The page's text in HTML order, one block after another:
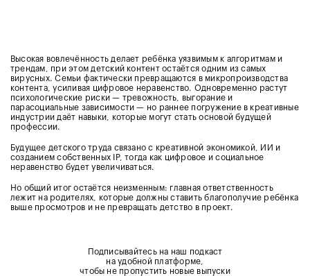
Высокая вовлечённость делает ребёнка уязвимым к алгоритмам и
трендам, при этом детский контент остаётся одним из самых
вирусных. Семьи фактически превращаются в микропроизводства
контента, усиливая цифровое неравенство. Одновременно растут
психологические риски — тревожность, выгорание и
парасоциальные зависимости — но раннее погружение в креативные
индустрии даёт навыки, которые могут стать основой будущей
профессии.
Будущее детского труда связано с креативной экономикой, ИИ и
созданием собственных IP, тогда как цифровое и социальное
неравенство будет увеличиваться.
Но общий итог остаётся неизменным: главная ответственность
лежит на родителях, которые должны ставить благополучие ребёнка
выше просмотров и не превращать детство в проект.
Подписывайтесь на наш подкаст
на удобной платформе,
чтобы не пропустить новые выпуски